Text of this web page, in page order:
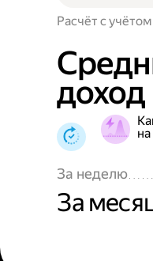
Расчёт с
доход
За неделю
За